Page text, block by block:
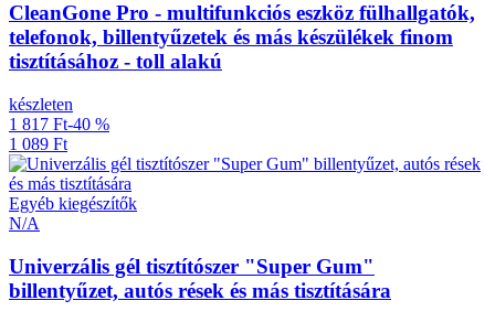
CleanGone Pro - multifunkciós eszköz fülhallgatók,
telefonok, billentyűzetek és más készülékek finom
tisztításához - toll alakú
készleten
1 817 Ft-40 %
1 089 Ft
Egyéb kiegészítők
N/A
Univerzális gél tisztítószer "Super Gum"
billentyűzet, autós rések és más tisztítására